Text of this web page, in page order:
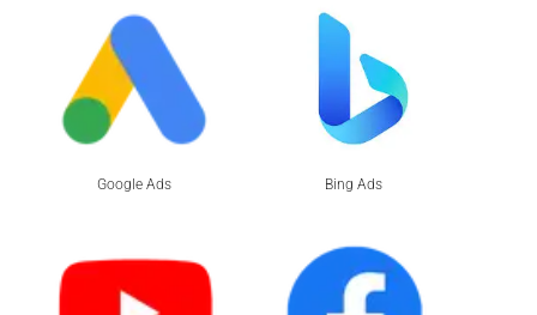
Google Ads Bing Ads